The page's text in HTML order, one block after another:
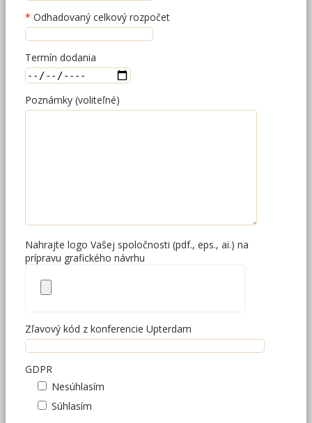
Odhadovaný celkový rozpočet
Termín dodania
Poznámky (voliteľné)
Nahrajte logo Vašej spoločnosti (pdf., eps., ai.) na
prípravu grafického návrhu
Zľavový kód z konferencie Upterdam
GDPR
Nesúhlasím
Súhlasím